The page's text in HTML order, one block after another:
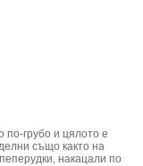
грубо и цялото е
също както на
накацали по